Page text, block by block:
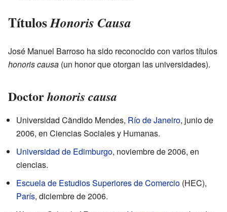
TítulosHonoris Causa
José Manuel Barroso ha sido reconocido con varios títulos
honoris causa (un honor que otorgan las universidades).
Doctorhonoris causa
Universidad Cãndido Mendes, Río de Janeiro, junio de
2006, en Ciencias Sociales y Humanas.
Universidad de Edimburgo, noviembre de 2006, en
ciencias.
Escuela de Estudios Superiores de Comercio (HEC),
París, diciembre de 2006.